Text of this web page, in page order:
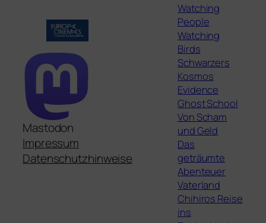
Mastodon
Impressum
Datenschutzhinweise
Watching
People
Watching
Birds
Schwarzers
Kosmos
Evidence
Ghost School
Von Scham
und Geld
Das
geträumte
Abenteuer
Vaterland
Chihiros Reise
ins